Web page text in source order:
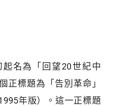
名為「回望20世紀中
正標題為「告別革命」
年版）。這一正標題